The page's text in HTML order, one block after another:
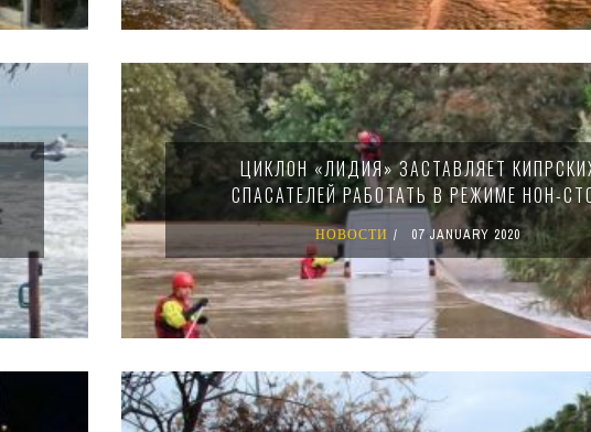
ЦИКЛОН «ЛИДИЯ» ЗАСТАВЛЯЕТ
СПАСАТЕЛЕЙ РАБОТАТЬ В РЕЖИМЕ НОН-
НОВОСТИ 07 JANUARY 2020